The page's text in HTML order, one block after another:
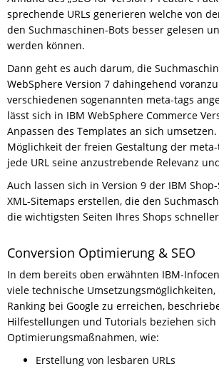
sprechende URLs generieren welche von
den Suchmaschinen-Bots besser gelesen
werden können.
Dann geht es auch darum, die
WebSphere Version 7 dahingehend
verschiedenen sogenannten meta-tags
lässt sich in IBM WebSphere Commerce
Anpassen des Templates an sich
Möglichkeit der freien Gestaltung der
jede URL seine anzustrebende Relevanz
Auch lassen sich in Version 9 der IBM
XML-Sitemaps erstellen, die den
die wichtigsten Seiten Ihres Shops
Conversion Optimierung & SEO
In dem bereits oben erwähnten IBM-
viele technische Umsetzungsmöglichkeiten,
Ranking bei Google zu erreichen,
Hilfestellungen und Tutorials beziehen sich
Optimierungsmaßnahmen, wie:
Erstellung von lesbaren URLs